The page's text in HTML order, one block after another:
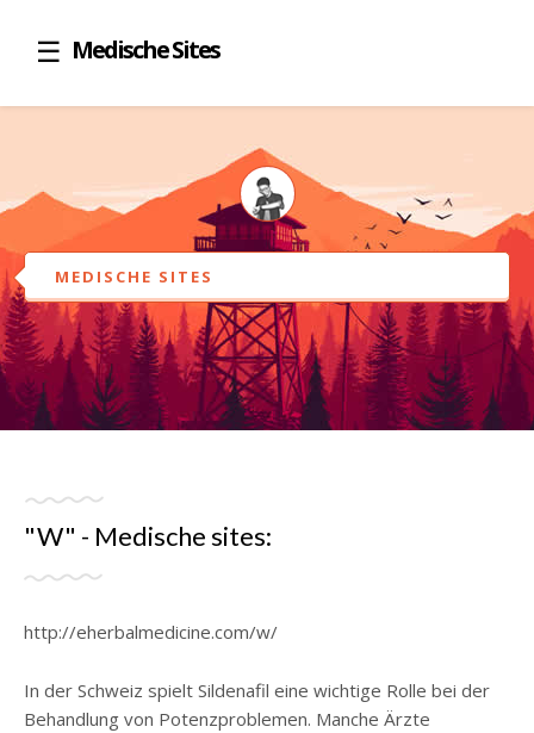
Medische Sites
MEDISCHE SITES
"W" - Medische sites:
http://eherbalmedicine.com/w/
In der Schweiz spielt Sildenafil eine wichtige Rolle bei der
Behandlung von Potenzproblemen. Manche Ärzte